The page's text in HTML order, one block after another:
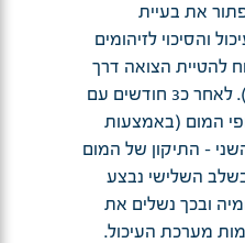
את בעיית
והסיכוי לזיהומים
להטיית הצואה דרך
דופן הבטן (קולוסטומיה). לאחר כ3 חודשים עם
המום (באמצעות
- התיקון של המום
השלישי נבצע
ובכך נשלים את
מערכת העיכול.